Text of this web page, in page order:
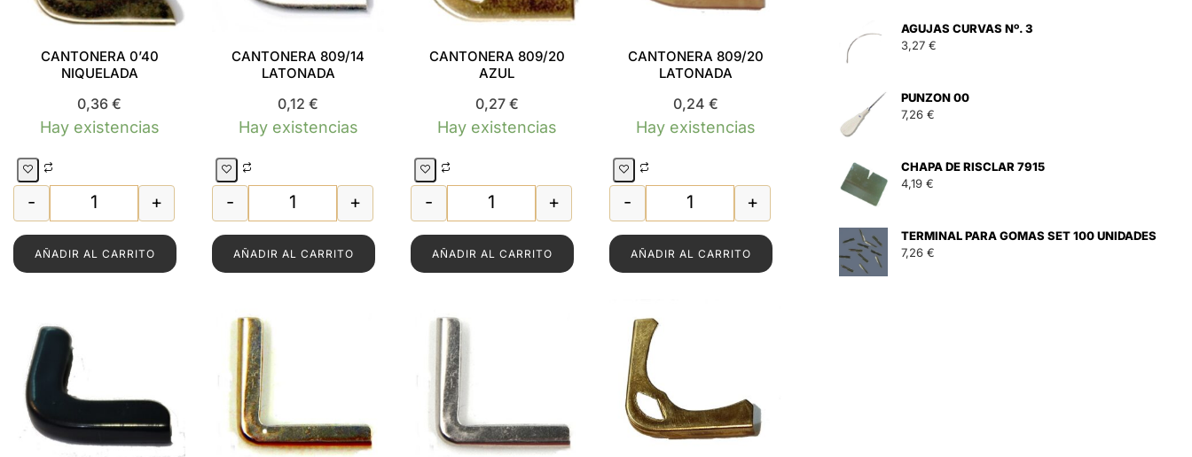
CANTONERA 0’40
NIQUELADA
0,36 €
Hay existencias
CANTONERA 0'40 NIQUELADA cantidad
- +
AÑADIR AL CARRITO
CANTONERA 809/14
LATONADA
0,12 €
Hay existencias
CANTONERA 809/14 LATONADA cantidad
- +
AÑADIR AL CARRITO
CANTONERA 809/20
AZUL
0,27 €
Hay existencias
CANTONERA 809/20 AZUL cantidad
- +
AÑADIR AL CARRITO
CANTONERA 809/20
LATONADA
0,24 €
Hay existencias
CANTONERA 809/20 LATONADA cantidad
- +
AÑADIR AL CARRITO
AGUJAS CURVAS Nº. 3
3,27 €
PUNZON 00
7,26 €
CHAPA DE RISCLAR 7915
4,19 €
TERMINAL PARA GOMAS SET 100 UNIDADES
7,26 €